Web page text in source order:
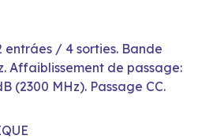
entráes / 4 sorties. Bande
Affaiblissement de passage:
(2300 MHz). Passage CC.